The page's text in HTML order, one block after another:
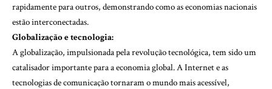
rapidamente para outros, demonstrando como as economias nacionais
estão interconectadas.
Globalização e tecnologia:
A globalização, impulsionada pela revolução tecnológica, tem sido um
catalisador importante para a economia global. A Internet e as
tecnologias de comunicação tornaram o mundo mais acessível,